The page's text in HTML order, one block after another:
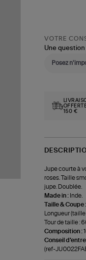
VOTRE
Une
150 €
Jupe courte à
roses. Taille
jupe. Doublée.
Made in : Inde.
Taille & Coupe :
Longueur (taille
Tour de taille :
Composition :
Conseil
(ref-